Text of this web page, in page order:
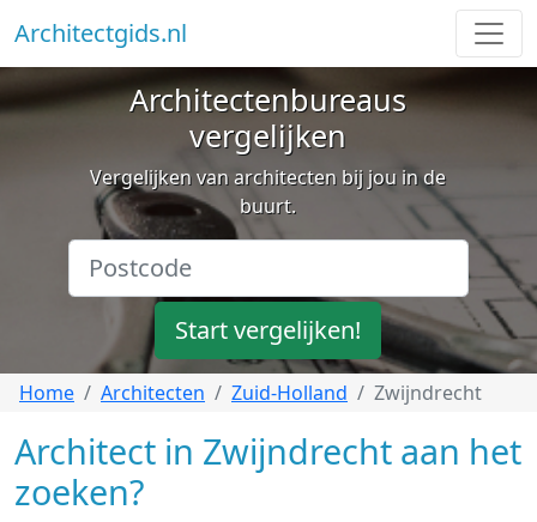
Architectgids.nl
Architectenbureaus
vergelijken
Vergelijken van architecten bij jou in de
buurt.
Start vergelijken!
Home Architecten Zuid-Holland Zwijndrecht
Architect in Zwijndrecht aan het
zoeken?